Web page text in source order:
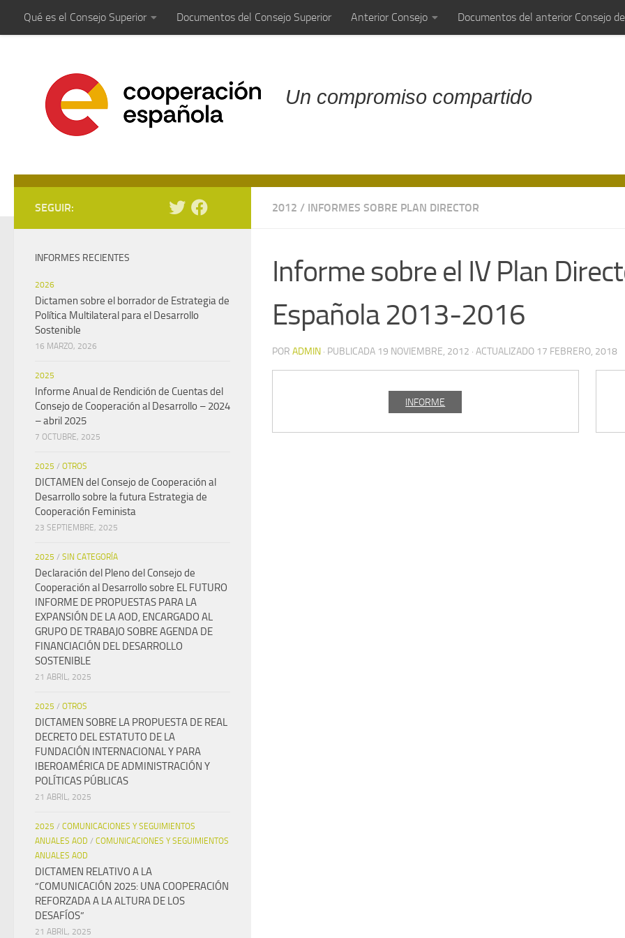
Saltar al contenido
Qué es el Consejo Superior Documentos del Consejo Superior Anterior Consejo Documentos del anterior Consejo
Un compromiso compartido
2012 / INFORMES SOBRE PLAN DIRECTOR
Informe sobre el IV Plan
Española 2013-2016
POR ADMIN · PUBLICADA 19 NOVIEMBRE, 2012 · ACTUALIZADO 17 FEBRERO, 2018
INFORME
SEGUIR:
INFORMES RECIENTES
2026
Dictamen sobre el borrador de Estrategia de
Política Multilateral para el Desarrollo
Sostenible
16 MARZO, 2026
2025
Informe Anual de Rendición de Cuentas del
Consejo de Cooperación al Desarrollo – 2024
– abril 2025
7 OCTUBRE, 2025
2025 / OTROS
DICTAMEN del Consejo de Cooperación al
Desarrollo sobre la futura Estrategia de
Cooperación Feminista
23 SEPTIEMBRE, 2025
2025 / SIN CATEGORÍA
Declaración del Pleno del Consejo de
Cooperación al Desarrollo sobre EL FUTURO
INFORME DE PROPUESTAS PARA LA
EXPANSIÓN DE LA AOD, ENCARGADO AL
GRUPO DE TRABAJO SOBRE AGENDA DE
FINANCIACIÓN DEL DESARROLLO
SOSTENIBLE
21 ABRIL, 2025
2025 / OTROS
DICTAMEN SOBRE LA PROPUESTA DE REAL
DECRETO DEL ESTATUTO DE LA
FUNDACIÓN INTERNACIONAL Y PARA
IBEROAMÉRICA DE ADMINISTRACIÓN Y
POLÍTICAS PÚBLICAS
21 ABRIL, 2025
2025 / COMUNICACIONES Y SEGUIMIENTOS
ANUALES AOD / COMUNICACIONES Y SEGUIMIENTOS
ANUALES AOD
DICTAMEN RELATIVO A LA
“COMUNICACIÓN 2025: UNA COOPERACIÓN
REFORZADA A LA ALTURA DE LOS
DESAFÍOS”
21 ABRIL, 2025